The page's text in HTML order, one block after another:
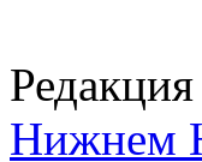
Нижнем